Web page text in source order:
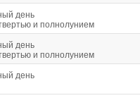
день
и полнолунием
день
и полнолунием
день